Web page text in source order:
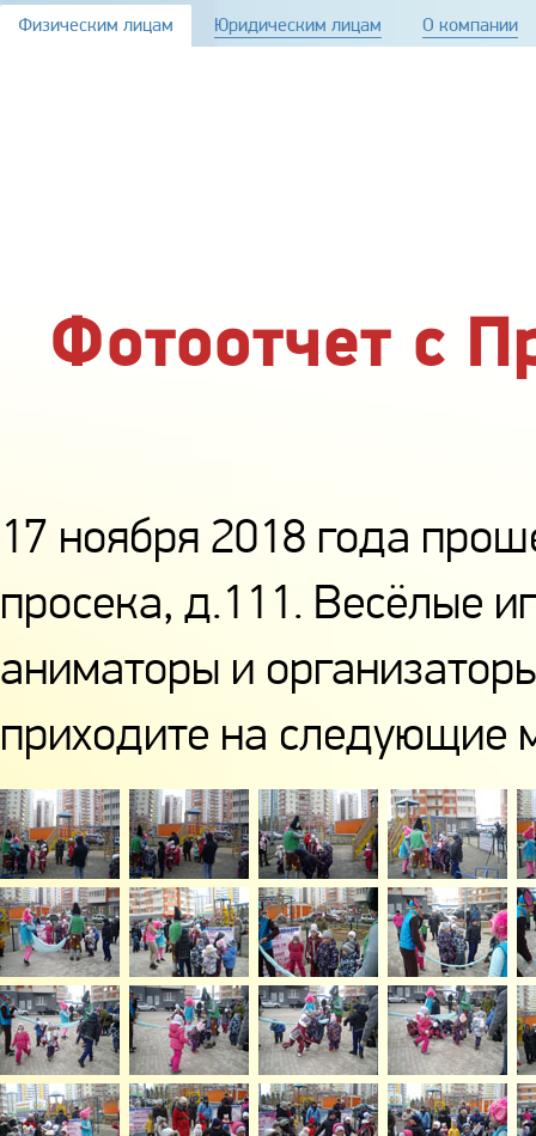
Перейти к основному содержанию
Физическим лицам Юридическим лицам О компании
Фотоотчет с
17 ноября 2018 года
просека, д.111. Весёлые
аниматоры и
приходите на следующие